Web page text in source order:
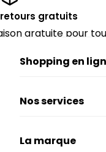
gratuits
gratuite pour
Shopping en
Nos services
La marque